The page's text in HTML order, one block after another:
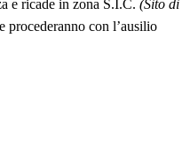
e ricade in zona S.I.C. (Sito di
con l’ausilio